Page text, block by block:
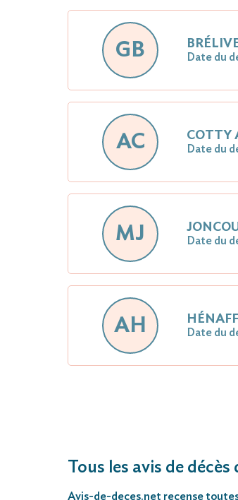
GB Date du
AC COTTY
Date du
MJ Date du
AH Date du
Tous les avis de décès
Avis-de-deces.net recense